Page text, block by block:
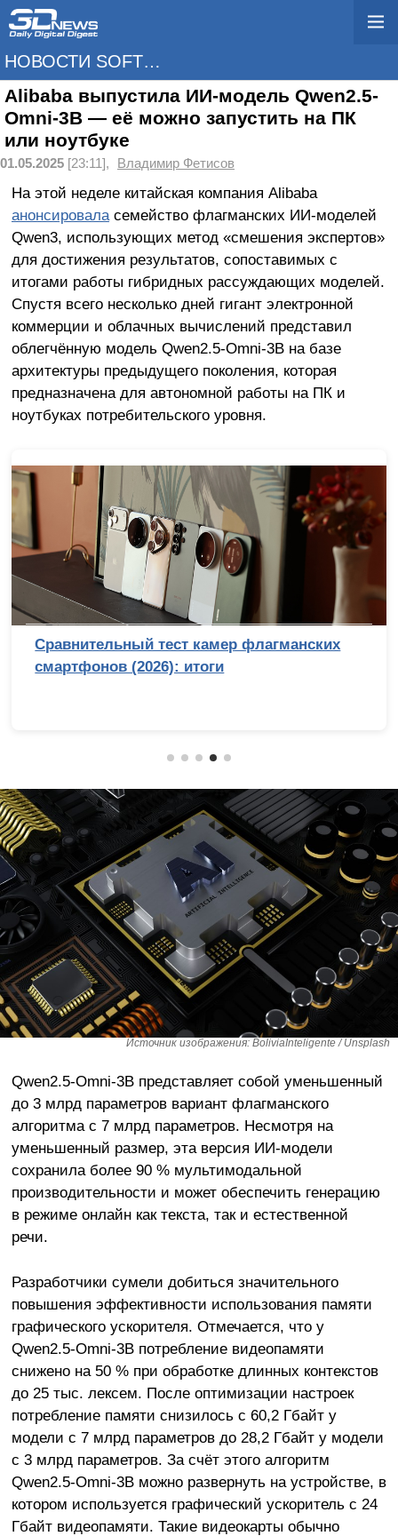
НОВОСТИ SOFTWARE
Alibaba выпустила ИИ-модель Qwen2.5-
Omni-3B — её можно запустить на ПК
или ноутбуке
01.05.2025 [23:11], Владимир Фетисов
На этой неделе китайская компания Alibaba
анонсироваласемейство флагманских ИИ-моделей
Qwen3, использующих метод «смешения экспертов»
для достижения результатов, сопоставимых с
итогами работы гибридных рассуждающих моделей.
Спустя всего несколько дней гигант электронной
коммерции и облачных вычислений представил
облегчённую модель Qwen2.5-Omni-3B на базе
архитектуры предыдущего поколения, которая
предназначена для автономной работы на ПК и
ноутбуках потребительского уровня.
Сравнительный тест камер флагманских
смартфонов (2026): итоги
Источник изображения: BoliviaInteligente / Unsplash
Qwen2.5-Omni-3B представляет собой уменьшенный
до 3 млрд параметров вариант флагманского
алгоритма с 7 млрд параметров. Несмотря на
уменьшенный размер, эта версия ИИ-модели
сохранила более 90 % мультимодальной
производительности и может обеспечить генерацию
в режиме онлайн как текста, так и естественной
речи.
Разработчики сумели добиться значительного
повышения эффективности использования памяти
графического ускорителя. Отмечается, что у
Qwen2.5-Omni-3B потребление видеопамяти
снижено на 50 % при обработке длинных контекстов
до 25 тыс. лексем. После оптимизации настроек
потребление памяти снизилось с 60,2 Гбайт у
модели с 7 млрд параметров до 28,2 Гбайт у модели
с 3 млрд параметров. За счёт этого алгоритм
Qwen2.5-Omni-3B можно развернуть на устройстве, в
котором используется графический ускоритель с 24
Гбайт видеопамяти. Такие видеокарты обычно